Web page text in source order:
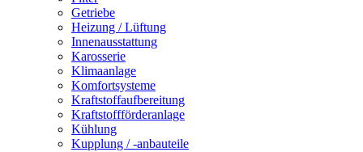
Getriebe
Heizung / Lüftung
Innenausstattung
Karosserie
Klimaanlage
Komfortsysteme
Kraftstoffaufbereitung
Kraftstoffförderanlage
Kühlung
Kupplung / -anbauteile